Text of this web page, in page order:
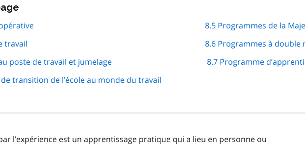
navigation
travail
poste de travail et jumelage
transition de l’école au monde du travail
8.5 Programmes de la
8.6 Programmes à double
8.7 Programme
l’expérience est un apprentissage pratique qui a lieu en personne ou